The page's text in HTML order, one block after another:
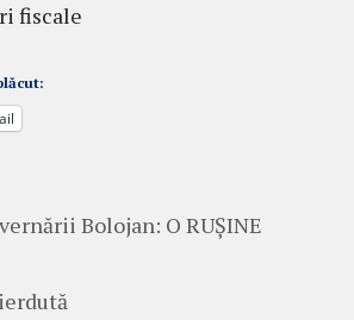
fiscale
Bolojan: O RUȘINE